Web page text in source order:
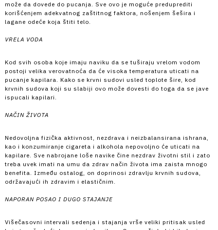
može da dovede do pucanja. Sve ovo je moguće preduprediti
korišćenjem adekvatnog zaštitnog faktora, nošenjem šešira i
lagane odeće koja štiti telo.
VRELA VODA
Kod svih osoba koje imaju naviku da se tuširaju vrelom vodom
postoji velika verovatnoća da će visoka temperatura uticati na
pucanje kapilara. Kako se krvni sudovi usled toplote šire, kod
krvnih sudova koji su slabiji ovo može dovesti do toga da se jave
ispucali kapilari.
NAČIN ŽIVOTA
Nedovoljna fizička aktivnost, nezdrava i neizbalansirana ishrana,
kao i konzumiranje cigareta i alkohola nepovoljno će uticati na
kapilare. Sve nabrojane loše navike čine nezdrav životni stil i zato
treba uvek imati na umu da zdrav način života ima zaista mnogo
benefita. Između ostalog, on doprinosi zdravlju krvnih sudova,
održavajući ih zdravim i elastičnim.
NAPORAN POSAO I DUGO STAJANJE
Višečasovni intervali sedenja i stajanja vrše veliki pritisak usled